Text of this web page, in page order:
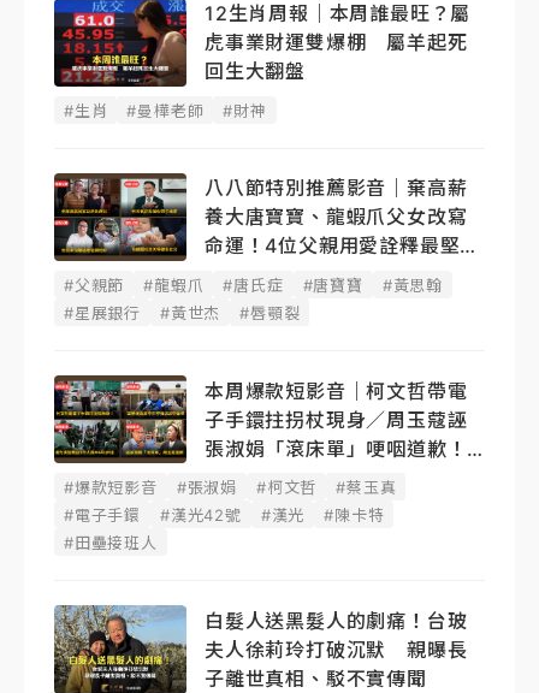
12生肖周報｜本周誰最旺？屬
虎事業財運雙爆棚 屬羊起死
回生大翻盤
#生肖 #曼樺老師 #財神
八八節特別推薦影音｜棄高薪
養大唐寶寶、龍蝦爪父女改寫
命運！4位父親用愛詮釋最堅韌
後盾
#父親節 #龍蝦爪 #唐氏症 #唐寶寶
#黃思翰
#星展銀行
#黃世杰 #唇顎裂
本周爆款短影音｜柯文哲帶電
子手鐶拄拐杖現身／周玉蔻誣
張淑娟「滾床單」哽咽道歉！
蔡玉真開撕爆料
#爆款短影音 #張淑娟 #柯文哲
#蔡玉真
#電子手鐶
#漢光42號 #漢光
#陳卡特
#田壘接班人
白髮人送黑髮人的劇痛！台玻
夫人徐莉玲打破沉默 親曝長
子離世真相、駁不實傳聞